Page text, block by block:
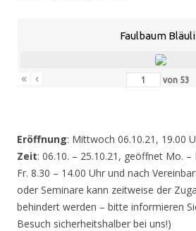
Faulbaum
« ‹ von 53
Eröffnung: Mittwoch 06.10.21, 19.00
Zeit: 06.10. – 25.10.21, geöffnet Mo. –
Fr. 8.30 – 14.00 Uhr und nach
oder Seminare kann zeitweise der
behindert werden – bitte informieren
Besuch sicherheitshalber bei uns!)